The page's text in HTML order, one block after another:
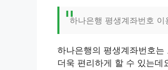
하나은행 평생계좌번호 이
하나은행의 평생계좌번호
더욱 편리하게 할 수 있는데